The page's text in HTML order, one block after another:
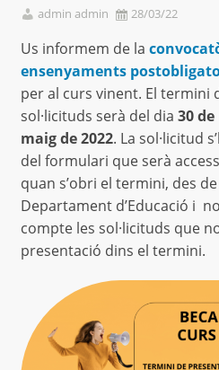
admin admin 28/03/22
Us informem de la
ensenyaments
per al curs vinent. El termini
sol·licituds serà del dia 30
maig de 2022. La sol·licitud
del formulari que serà
quan s’obri el termini, des
Departament d’Educació i
compte les sol·licituds que
presentació dins el termini.